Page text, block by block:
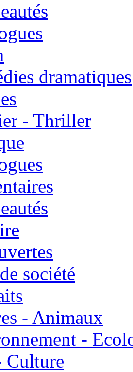
dramatiques
- Thriller
société
- Animaux
-
Culture